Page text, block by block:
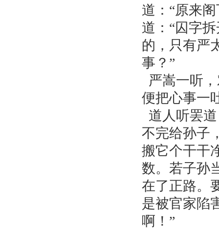
道：“原来
道：“囚字
的，只有严
事？”
严嵩一听
便把心事一
道人听罢
不完给孙子
搬它个干干
数。若子孙
在了正路。
是被官家陷
啊！”